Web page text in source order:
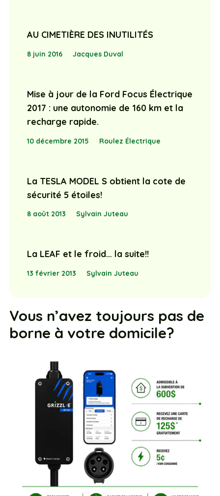
AU CIMETIÈRE DES INUTILITÉS
8 juin 2016 Jacques Duval
Mise à jour de la Ford Focus Électrique
2017 : une autonomie de 160 km et la
recharge rapide.
10 décembre 2015 Roulez Électrique
La TESLA MODEL S obtient la cote de
sécurité 5 étoiles!
8 août 2013 Sylvain Juteau
La LEAF et le froid… la suite!!
13 février 2013 Sylvain Juteau
Vous n’avez toujours pas de
borne à votre domicile?